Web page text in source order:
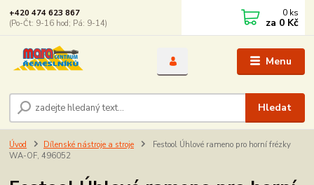
Menu
Hledat
+420 474 623 867
(Po-Čt: 9-16 hod; Pá: 9-14)
0 ks
za 0 Kč
Úvod Dílenské nástroje a stroje
Festool Úhlové rameno pro horní frézky
WA-OF, 496052